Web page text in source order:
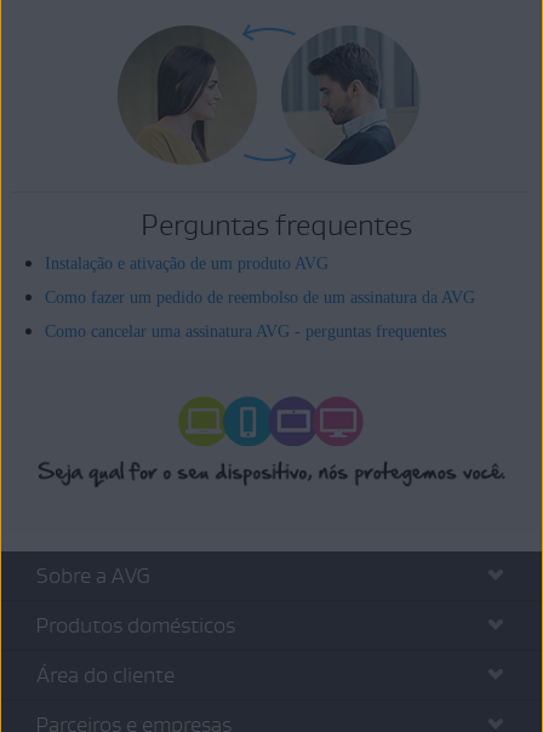
Perguntas frequentes
Instalação e ativação de um produto AVG
Como fazer um pedido de reembolso de um assinatura da AVG
Como cancelar uma assinatura AVG - perguntas frequentes
Sobre a AVG
Produtos domésticos
Área do cliente
Parceiros e empresas